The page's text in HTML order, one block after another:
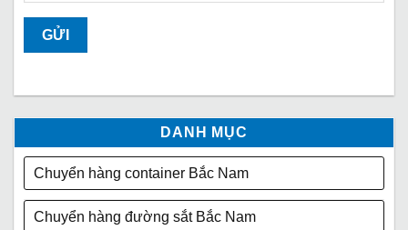
DANH MỤC
Chuyển hàng container Bắc Nam
Chuyển hàng đường sắt Bắc Nam